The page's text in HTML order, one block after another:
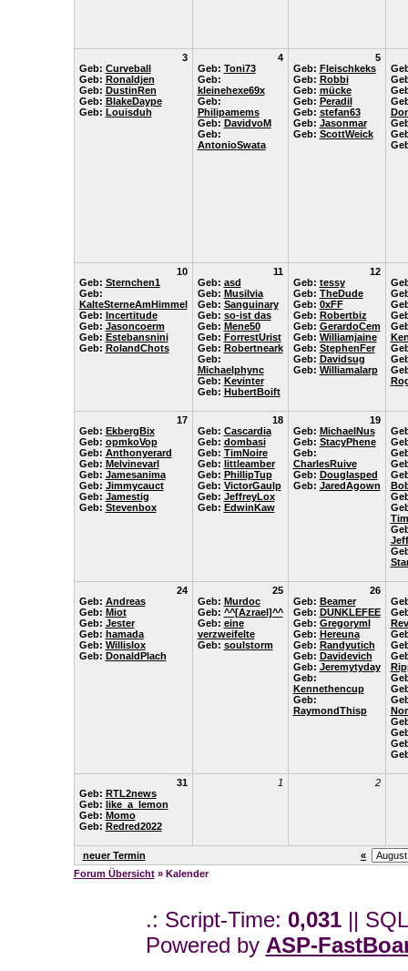
3
Geb: Curveball
Geb: Ronaldjen
Geb: DustinRen
Geb: BlakeDaype
Geb: Louisduh
4
Geb: Toni73
Geb:
kleinehexe69x
Geb:
Philipamems
Geb: DavidvoM
Geb:
AntonioSwata
5
Geb: Fleischkeks
Geb: Robbi
Geb: mücke
Geb: Peradil
Geb: stefan63
Geb: Jasonmar
Geb: ScottWeick
10
Geb: Sternchen1
Geb:
KalteSterneAmHimmel
Geb: Incertitude
Geb: Jasoncoerm
Geb: Estebansnini
Geb: RolandChots
11
Geb: asd
Geb: Musilvia
Geb: Sanguinary
Geb: so-ist das
Geb: Mene50
Geb: ForrestUrist
Geb: Robertneark
Geb:
Michaelphync
Geb: Kevinter
Geb: HubertBoift
12
Geb: tessy
Geb: TheDude
Geb: 0xFF
Geb: Robertbiz
Geb: GerardoCem
Geb: Williamjaine
Geb: StephenFer
Geb: Davidsug
Geb: Williamalarp
17
Geb: EkbergBix
Geb: opmkoVop
Geb: Anthonyerard
Geb: Melvinevarl
Geb: Jamesanima
Geb: Jimmycauct
Geb: Jamestig
Geb: Stevenbox
18
Geb: Cascardia
Geb: dombasi
Geb: TimNoire
Geb: littleamber
Geb: PhillipTup
Geb: VictorGaulp
Geb: JeffreyLox
Geb: EdwinKaw
19
Geb: MichaelNus
Geb: StacyPhene
Geb:
CharlesRuive
Geb: Douglasped
Geb: JaredAgown
24
Geb: Andreas
Geb: Miot
Geb: Jester
Geb: hamada
Geb: Willislox
Geb: DonaldPlach
25
Geb: Murdoc
Geb: ^^[Azrael]^^
Geb: eine
verzweifelte
Geb: soulstorm
26
Geb: Beamer
Geb: DUNKLEFEE
Geb: Gregoryml
Geb: Hereuna
Geb: Randyutich
Geb: Davidevich
Geb: Jeremytyday
Geb:
Kennethencup
Geb:
RaymondThisp
31
Geb: RTL2news
Geb: like_a_lemon
Geb: Momo
Geb: Redred2022
1 2
neuer Termin
«
Forum Übersicht» Kalender
.: Script-Time: 0,031||
Powered by ASP-